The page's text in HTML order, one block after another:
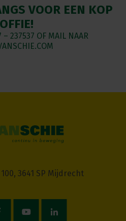
VOOR EEN KOP
– 237537 OF MAIL NAAR
3641 SP Mijdrecht